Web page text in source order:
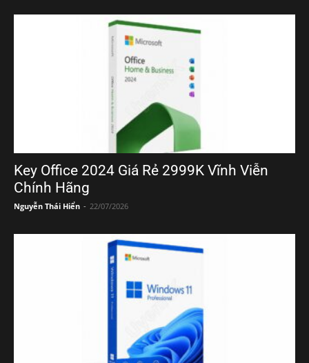
Key Office 2024 Giá Rẻ 2999K Vĩnh Viễn
Chính Hãng
Nguyễn Thái Hiển - 22/07/2026